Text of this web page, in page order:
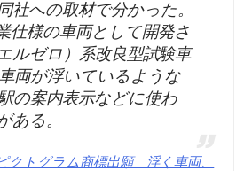
社への取材で分かった。
仕様の車両として開発さ
ルゼロ）系改良型試験車
両が浮いているような
の案内表示などに使わ
ある。
クトグラム商標出願 浮く車両、